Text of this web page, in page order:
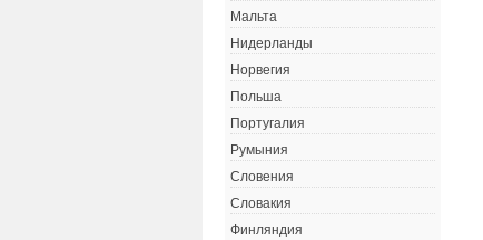
Мальта
Нидерланды
Норвегия
Польша
Португалия
Румыния
Словения
Словакия
Финляндия